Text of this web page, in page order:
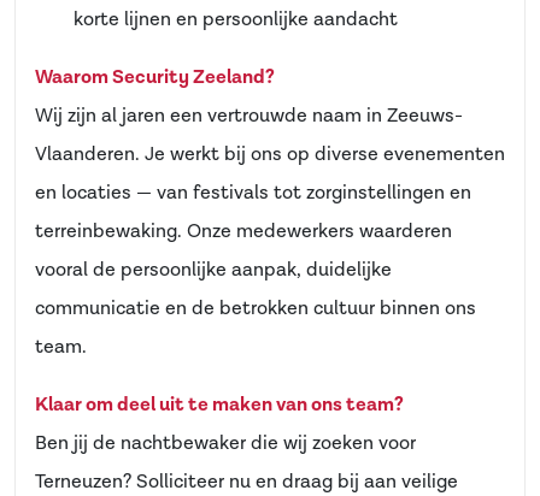
korte lijnen en persoonlijke aandacht
Waarom Security Zeeland?
Wij zijn al jaren een vertrouwde naam in Zeeuws-
Vlaanderen. Je werkt bij ons op diverse evenementen
en locaties — van festivals tot zorginstellingen en
terreinbewaking. Onze medewerkers waarderen
vooral de persoonlijke aanpak, duidelijke
communicatie en de betrokken cultuur binnen ons
team.
Klaar om deel uit te maken van ons team?
Ben jij de nachtbewaker die wij zoeken voor
Terneuzen? Solliciteer nu en draag bij aan veilige